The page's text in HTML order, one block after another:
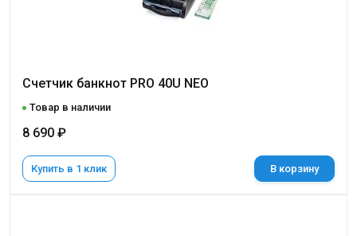
Счетчик банкнот PRO 40U NEO
Товар в наличии
8 690 ₽
Купить в 1 клик В корзину